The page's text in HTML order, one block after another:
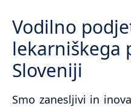
Vodilno
lekarniškega
Sloveniji
Smo zanesljivi in